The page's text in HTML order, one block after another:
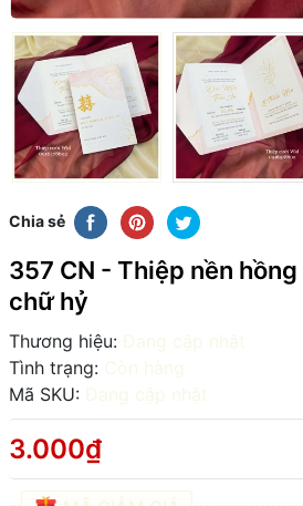
Chia sẻ
357 CN - Thiệp nền
chữ hỷ
Thương hiệu: Đang cập nhật
Tình trạng: Còn hàng
Mã SKU: Đang cập nhật
3.000₫